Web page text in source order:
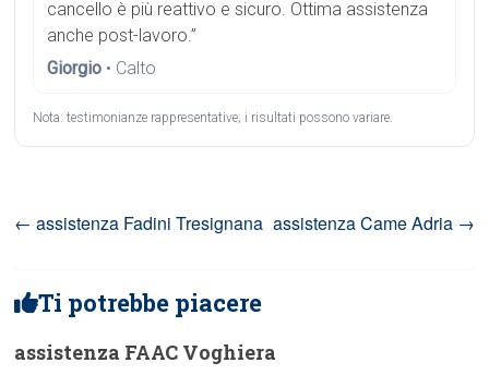
cancello è più reattivo e sicuro. Ottima assistenza
anche post-lavoro.”
Giorgio • Calto
Nota: testimonianze rappresentative; i risultati possono variare.
← assistenza Fadini Tresignana assistenza Came Adria →
Ti potrebbe piacere
assistenza FAAC Voghiera